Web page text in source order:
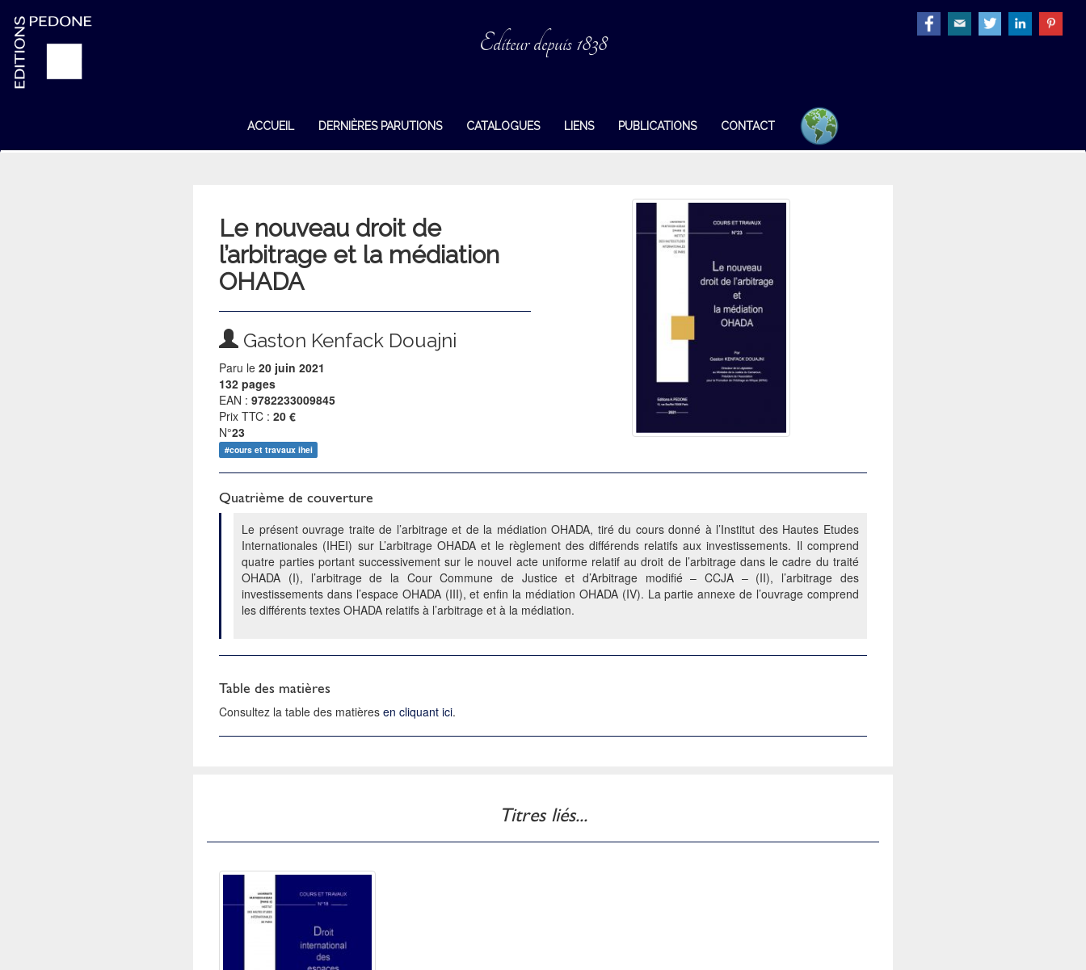
Editeur depuis 1838
ACCUEIL DERNIÈRES PARUTIONS CATALOGUES LIENS PUBLICATIONS CONTACT
Le nouveau droit de
l’arbitrage et la médiation
OHADA
Gaston Kenfack Douajni
Paru le20 juin 2021
132 pages
EAN :9782233009845
Prix TTC :20 €
N°23
#cours et travaux ihei
Quatrième de couverture
Le présent ouvrage traite de l’arbitrage et de la médiation OHADA, tiré du cours donné à l’Institut des Hautes Etudes
Internationales (IHEI) sur L’arbitrage OHADA et le règlement des différends relatifs aux investissements. Il comprend
quatre parties portant successivement sur le nouvel acte uniforme relatif au droit de l’arbitrage dans le cadre du traité
OHADA (I), l’arbitrage de la Cour Commune de Justice et d’Arbitrage modifié – CCJA – (II), l’arbitrage des
investissements dans l’espace OHADA (III), et enfin la médiation OHADA (IV). La partie annexe de l’ouvrage comprend
les différents textes OHADA relatifs à l’arbitrage et à la médiation.
Table des matières
Consultez la table des matièresen cliquant ici.
Titres liés...